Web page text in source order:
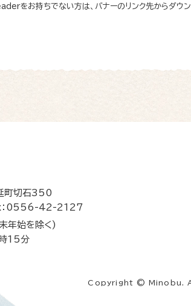
をお持ちでない方は、バナーのリンク先からダウンロ
町切石350
：0556-42-2127
年始を除く)
15分
Copyright © Minobu.